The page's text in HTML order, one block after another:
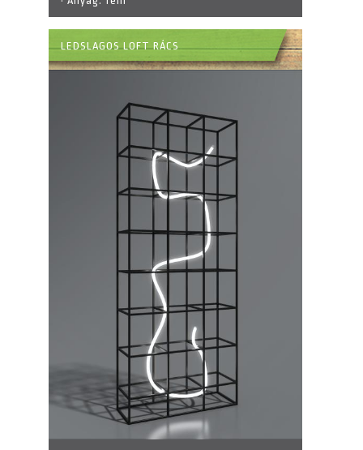
LEDSLAGOS LOFT RÁCS